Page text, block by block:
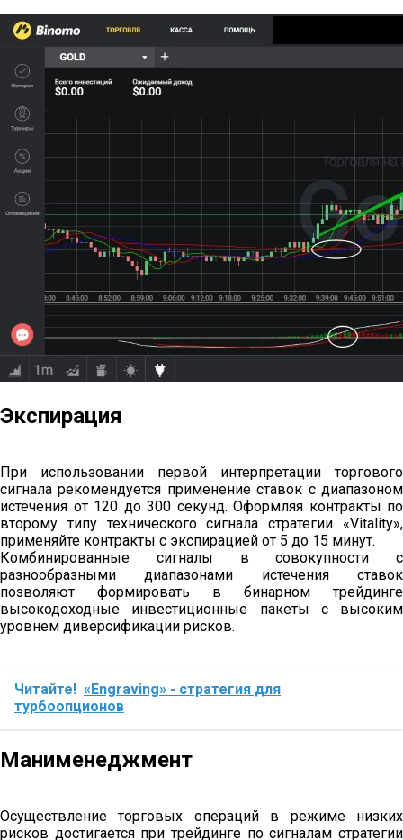
Экспирация
При использовании первой интерпретации торгового
сигнала рекомендуется применение ставок с диапазоном
истечения от 120 до 300 секунд. Оформляя контракты по
второму типу технического сигнала стратегии «Vitality»,
применяйте контракты с экспирацией от 5 до 15 минут.
Комбинированные сигналы в совокупности с
разнообразными диапазонами истечения ставок
позволяют формировать в бинарном трейдинге
высокодоходные инвестиционные пакеты с высоким
уровнем диверсификации рисков.
Читайте! «Engraving» - стратегия для
турбоопционов
Манименеджмент
Осуществление торговых операций в режиме низких
рисков достигается при трейдинге по сигналам стратегии